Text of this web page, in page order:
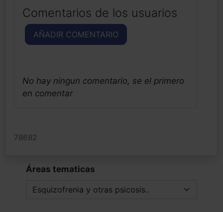
Comentarios de los usuarios
AÑADIR COMENTARIO
No hay ningun comentario, se el primero
en comentar
78682
Áreas tematicas